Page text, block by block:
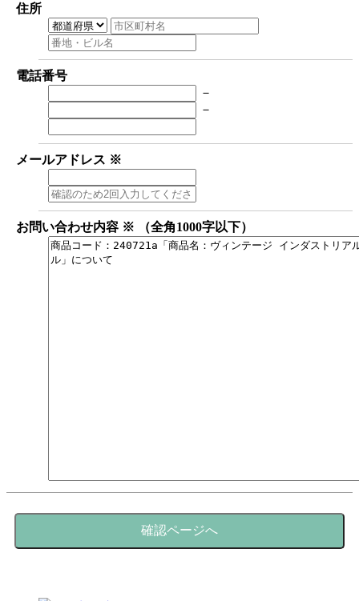
住所
電話番号
－
－
メールアドレス ※
お問い合わせ内容 ※ （全角1000字以下）